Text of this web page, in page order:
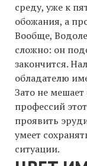
среду, уже к
обожания, а
Вообще,
сложно: он
закончится.
обладателю
Зато не
профессий
проявить
умеет
ситуации.